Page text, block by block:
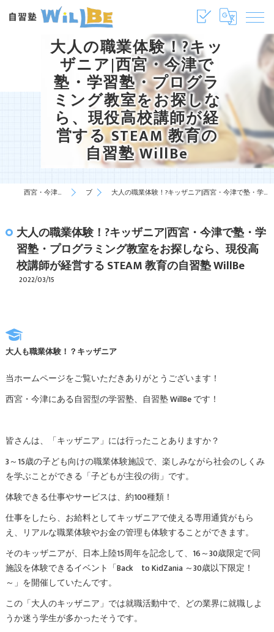
大人の職業体験！?キッ
ザニア|西宮・今津で
塾・学習塾・プログラ
ミング教室をお探しな
ら、現役高校講師が経
営する STEAM 教育の
自習塾 WillBe
西宮・今津の塾・学習塾は自習塾WillBe ブログ 大人の職業体験！?キッザニア|西宮・今津で塾・学習塾・プログラミング教室をお探しなら、現役高校講師が経営する STEAM 教育の自習塾 WillBe
大人の職業体験！?キッザニア|西宮・今津で塾・学
習塾・プログラミング教室をお探しなら、現役高
校講師が経営する STEAM 教育の自習塾 WillBe
2022/03/15
大人も職業体験！？キッザニア
当ホームページをご覧いただきありがとうございます！
西宮・今津にある自習型の学習塾、自習塾 WillBe です！
皆さんは、「キッザニア」には行ったことありますか？
3～15歳の子ども向けの職業体験施設で、楽しみながら社会のしくみ
を学ぶことができる「子どもが主役の街」です。
体験できる仕事やサービスは、約100種類！
仕事をしたら、お給料としてキッザニアで使える専用通貨がもら
え、リアルな職業体験やお金の管理も体験することができます。
そのキッザニアが、日本上陸15周年を記念して、16～30歳限定で同
施設を体験できるイベント「Back to KidZania ～30歳以下限定！
～」を開催していたんです。
この「大人のキッザニア」では就職活動中で、どの業界に就職しよ
うか迷う学生が多かったそうです。